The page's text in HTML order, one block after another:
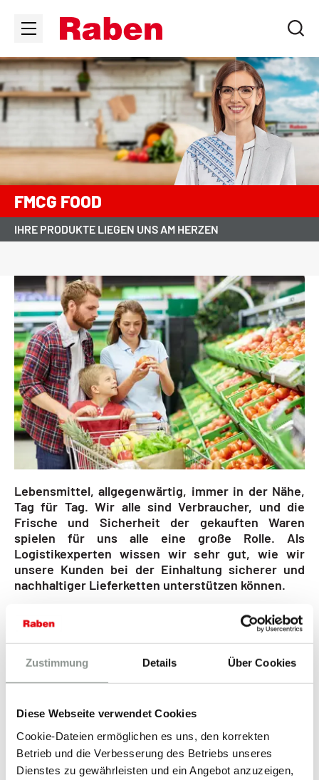
Zustimmung Details Über Cookies
Diese Webseite verwendet Cookies
Cookie-Dateien ermöglichen es uns, den korrekten
Betrieb und die Verbesserung des Betriebs unseres
Dienstes zu gewährleisten und ein Angebot anzuzeigen,
FMCG FOOD
IHRE PRODUKTE LIEGEN UNS AM HERZEN
Lebensmittel, allgegenwärtig, immer in der Nähe,
Tag für Tag. Wir alle sind Verbraucher, und die
Frische und Sicherheit der gekauften Waren
spielen für uns alle eine große Rolle. Als
Logistikexperten wissen wir sehr gut, wie wir
unsere Kunden bei der Einhaltung sicherer und
nachhaltiger Lieferketten unterstützen können.
Wir bieten unseren FMCG Lebensmittelkunden folgende
Leistungen an:
spezialisierter Fuhrpark und Mitarbeiter, die auf die
zusätzliche Dienstleistungen, wie z.B. Co-Packing
und Co-Manufacturing,
ein spezielles Transportnetzwerk und
Lagerlösungen,